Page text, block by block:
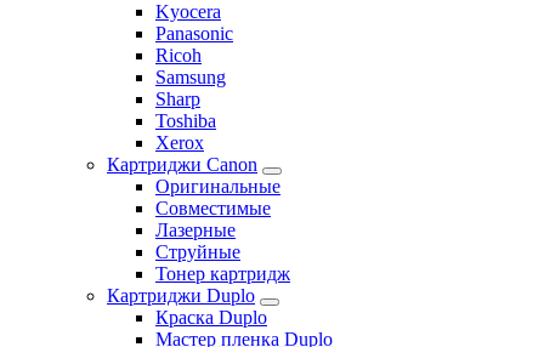
Kyocera
Panasonic
Ricoh
Samsung
Sharp
Toshiba
Xerox
Картриджи Canon
Оригинальные
Совместимые
Лазерные
Струйные
Тонер картридж
Картриджи Duplo
Краска Duplo
Мастер пленка Duplo